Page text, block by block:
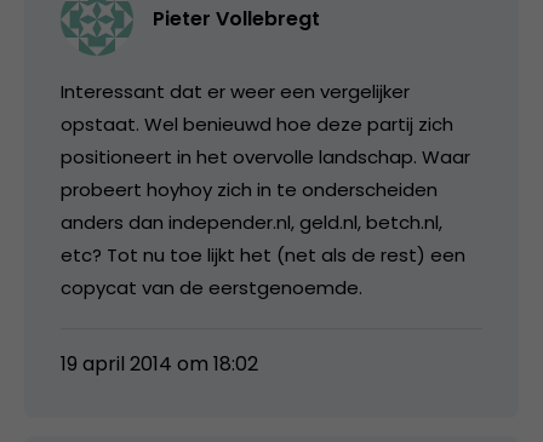
Pieter Vollebregt
Interessant dat er weer een vergelijker
opstaat. Wel benieuwd hoe deze partij zich
positioneert in het overvolle landschap. Waar
probeert hoyhoy zich in te onderscheiden
anders dan independer.nl, geld.nl, betch.nl,
etc? Tot nu toe lijkt het (net als de rest) een
copycat van de eerstgenoemde.
19 april 2014 om 18:02